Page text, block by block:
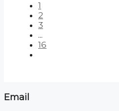
1
2
3
...
16
Email